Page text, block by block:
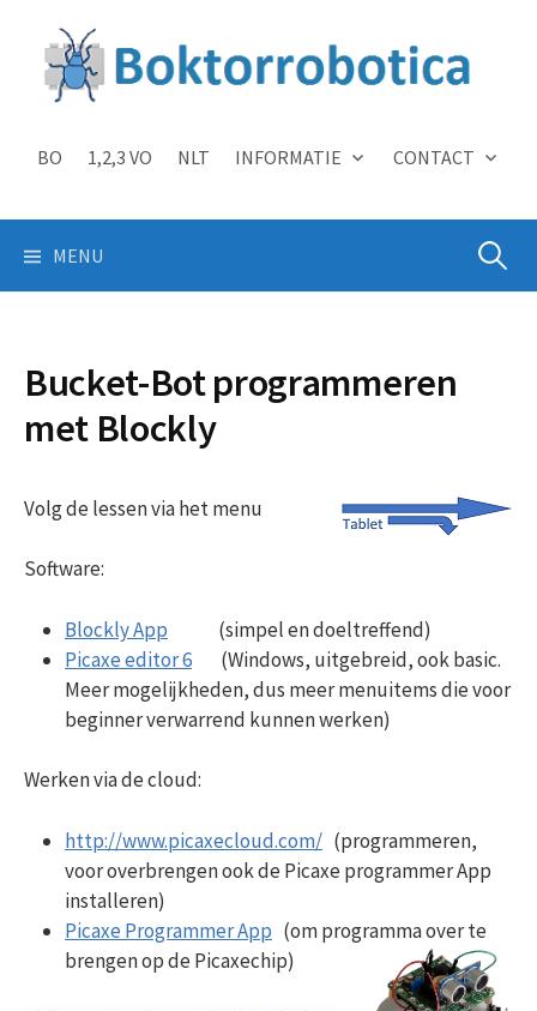
content
BO 1,2,3 VO NLT INFORMATIE CONTACT
MENU Zoeken
Bucket-Bot programmeren
met Blockly
Volg de lessen via het menu
Software:
Blockly App (simpel en doeltreffend)
Picaxe editor 6 (Windows, uitgebreid, ook basic.
Meer mogelijkheden, dus meer menuitems die voor
beginner verwarrend kunnen werken)
Werken via de cloud:
http://www.picaxecloud.com/ (programmeren,
voor overbrengen ook de Picaxe programmer App
installeren)
Picaxe Programmer App (om programma over te
brengen op de Picaxechip)